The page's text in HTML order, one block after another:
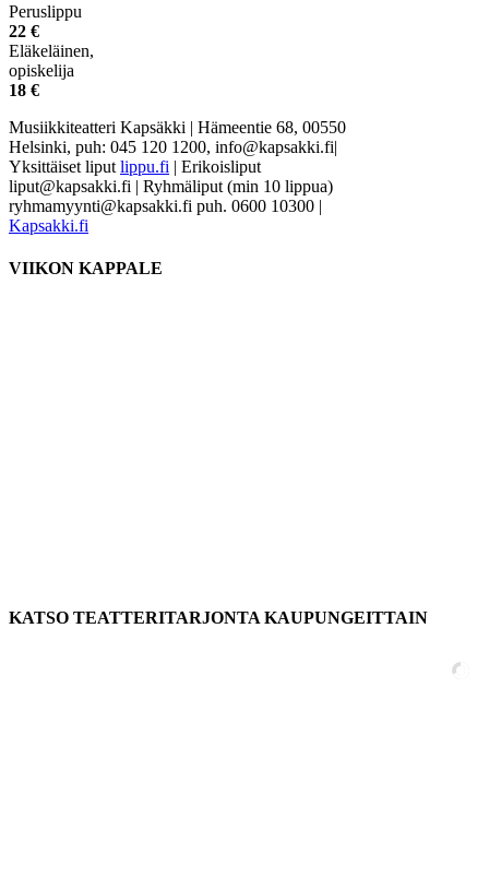
Peruslippu
22 €
Eläkeläinen,
opiskelija
18 €
Musiikkiteatteri Kapsäkki | Hämeentie 68, 00550
Helsinki, puh: 045 120 1200, info@kapsakki.fi|
Yksittäiset liput lippu.fi | Erikoisliput
liput@kapsakki.fi | Ryhmäliput (min 10 lippua)
ryhmamyynti@kapsakki.fi puh. 0600 10300 |
Kapsakki.fi
VIIKON KAPPALE
KATSO TEATTERITARJONTA KAUPUNGEITTAIN